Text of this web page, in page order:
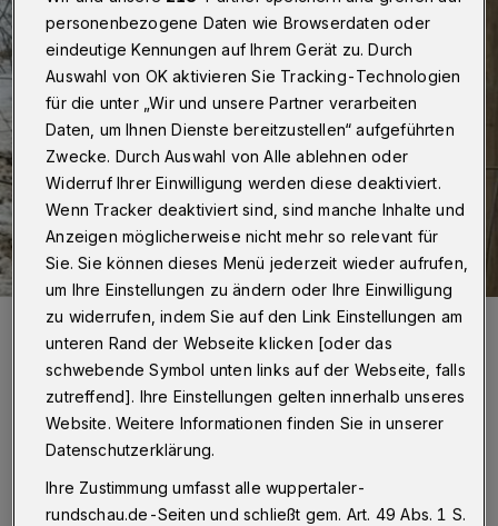
Die Heidschnucken mümmeln ihr Mittagsessen im
Winterunterschlupf.
Von Alina Komorek
personenbezogene Daten wie Browserdaten oder
eindeutige Kennungen auf Ihrem Gerät zu. Durch
Auswahl von OK aktivieren Sie Tracking-Technologien
für die unter „Wir und unsere Partner verarbeiten
Daten, um Ihnen Dienste bereitzustellen“ aufgeführten
Zwecke. Durch Auswahl von Alle ablehnen oder
Widerruf Ihrer Einwilligung werden diese deaktiviert.
Wenn Tracker deaktiviert sind, sind manche Inhalte und
Anzeigen möglicherweise nicht mehr so relevant für
Sie. Sie können dieses Menü jederzeit wieder aufrufen,
um Ihre Einstellungen zu ändern oder Ihre Einwilligung
zu widerrufen, indem Sie auf den Link Einstellungen am
unteren Rand der Webseite klicken [oder das
schwebende Symbol unten links auf der Webseite, falls
zutreffend]. Ihre Einstellungen gelten innerhalb unseres
Website. Weitere Informationen finden Sie in unserer
Datenschutzerklärung.
Ihre Zustimmung umfasst alle wuppertaler-
rundschau.de-Seiten und schließt gem. Art. 49 Abs. 1 S.